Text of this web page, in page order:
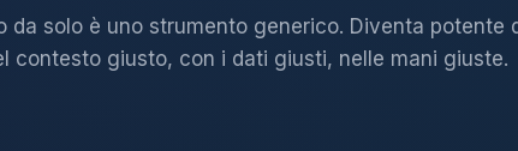
da solo è uno strumento generico. Diventa potente
contesto giusto, con i dati giusti, nelle mani giuste.